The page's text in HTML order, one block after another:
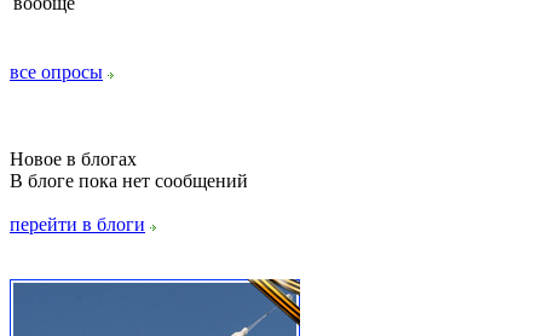
все опросы
Новое в блогах
В блоге пока нет сообщений
перейти в блоги